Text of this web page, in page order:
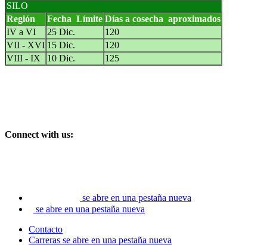
SILO
Región
Fecha Límite Días a cosecha aproximados
IV a VI
25 Dic.
120
VII - XVI 15 Dic.
120
VIII - IX
10 Dic. 125
Connect with us:
se abre en una pestaña nueva
se abre en una pestaña nueva
Contacto
Carreras se abre en una pestaña nueva